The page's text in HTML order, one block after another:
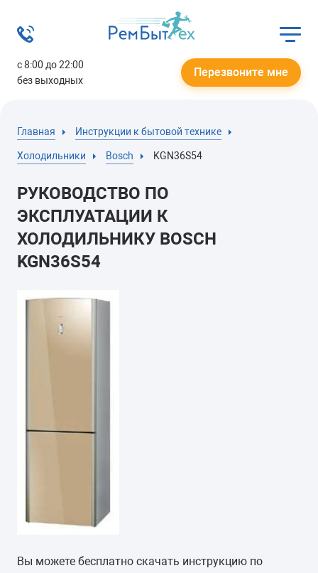
с 8:00 до 22:00
без выходных
Перезвоните мне
Главная Инструкции к бытовой технике
Холодильники Bosch KGN36S54
РУКОВОДСТВО ПО
ЭКСПЛУАТАЦИИ К
ХОЛОДИЛЬНИКУ BOSCH
KGN36S54
Вы можете бесплатно скачать инструкцию по